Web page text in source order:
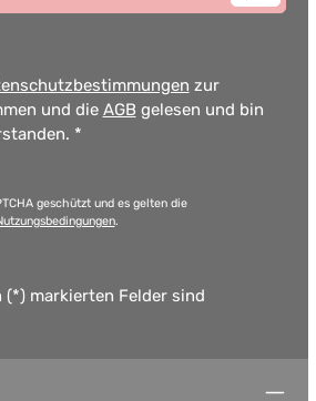
zur
und die AGB gelesen und bin
*
geschützt und es gelten die
.
(*) markierten Felder sind